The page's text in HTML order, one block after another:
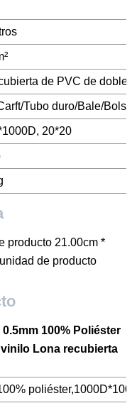
de PVC de doble
Tubo duro/Bale/
20*20
producto 21.00cm *
de producto
100% Poliéster
Lona recubierta